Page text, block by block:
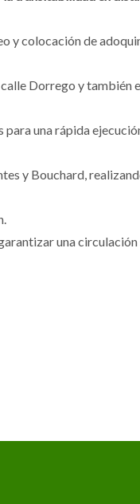
y colocación de
Dorrego y también
para una rápida
y Bouchard,
una circulación